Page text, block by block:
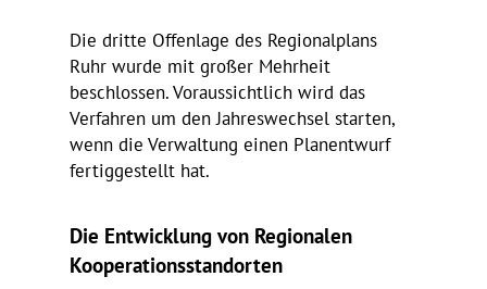
Die dritte Offen­lage des Regio­nal­plans
Ruhr wurde mit großer Mehr­heit
beschlossen. Voraus­sicht­lich wird das
Verfahren um den Jahres­wechsel starten,
wenn die Verwal­tung einen Plan­ent­wurf
fertig­ge­stellt hat.
Die Entwick­lung von Regio­nalen
Kooperationsstandorten